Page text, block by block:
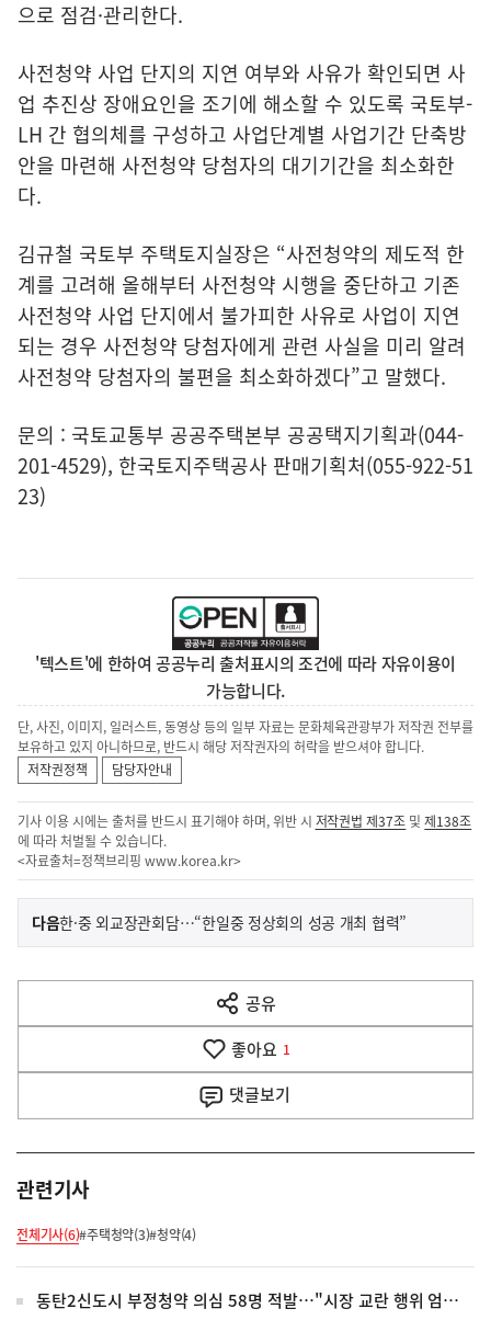
으로 점검·관리한다.
사전청약 사업 단지의 지연 여부와 사유가 확인되면 사
업 추진상 장애요인을 조기에 해소할 수 있도록 국토부-
LH 간 협의체를 구성하고 사업단계별 사업기간 단축방
안을 마련해 사전청약 당첨자의 대기기간을 최소화한
다.
김규철 국토부 주택토지실장은 “사전청약의 제도적 한
계를 고려해 올해부터 사전청약 시행을 중단하고 기존
사전청약 사업 단지에서 불가피한 사유로 사업이 지연
되는 경우 사전청약 당첨자에게 관련 사실을 미리 알려
사전청약 당첨자의 불편을 최소화하겠다”고 말했다.
문의 : 국토교통부 공공주택본부 공공택지기획과(044-
201-4529), 한국토지주택공사 판매기획처(055-922-51
23)
'텍스트'에 한하여 공공누리 출처표시의 조건에 따라 자유이용이
가능합니다.
단, 사진, 이미지, 일러스트, 동영상 등의 일부 자료는 문화체육관광부가 저작권 전부를
보유하고 있지 아니하므로, 반드시 해당 저작권자의 허락을 받으셔야 합니다.
저작권정책
담당자안내
기사 이용 시에는 출처를 반드시 표기해야 하며, 위반 시 저작권법 제37조 및제138조
에 따라 처벌될 수 있습니다.
<자료출처=정책브리핑 www.korea.kr>
이
전
다
음
다음기
사
한·중 외교장관회담…“한일중 정상회의 성공 개최 협력”
공유
열
기
좋아요 1
댓글보기
관련기사
전체기사(6)#주택청약(3)#청약(4)
동탄2신도시 부정청약 의심 58명 적발…"시장 교란 행위 엄정 대응"